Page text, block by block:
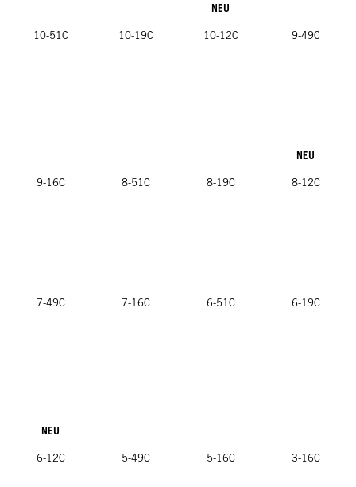
NEU
10-51C 10-19C 10-12C 9-49C
NEU
9-16C 8-51C 8-19C 8-12C
7-49C 7-16C 6-51C 6-19C
NEU
6-12C 5-49C 5-16C 3-16C